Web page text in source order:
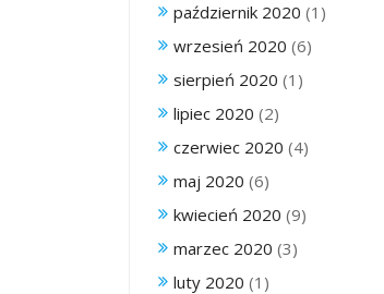
październik 2020 (1)
wrzesień 2020 (6)
sierpień 2020 (1)
lipiec 2020 (2)
czerwiec 2020 (4)
maj 2020 (6)
kwiecień 2020 (9)
marzec 2020 (3)
luty 2020 (1)